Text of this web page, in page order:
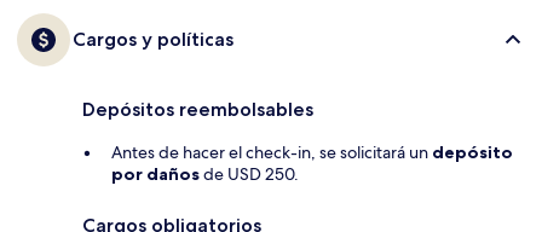
Cargos y políticas
Depósitos reembolsables
Antes de hacer el check-in, se solicitará un depósito
por dañosde USD 250.
Cargos obligatorios